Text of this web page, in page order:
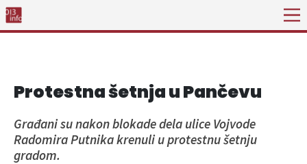
Protestna šetnja u Pančevu
Građani su nakon blokade dela ulice Vojvode
Radomira Putnika krenuli u protestnu šetnju
gradom.